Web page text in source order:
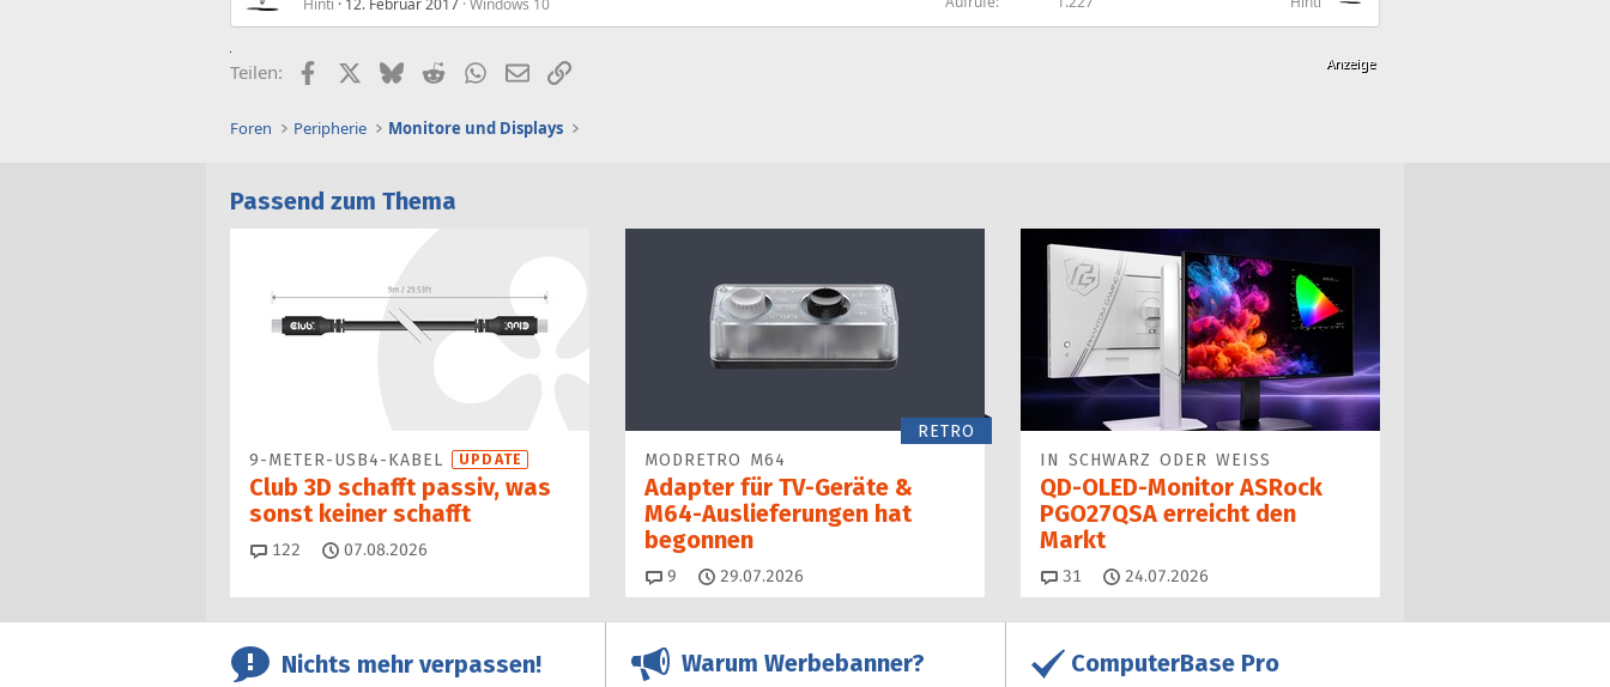
Hinti 12. Februar 2017 Windows 10
Teilen: FacebookX (Twitter)
BlueskyRedditWhatsApp
E-MailLink
Foren Peripherie Monitore und Displays
Passend zum Thema
9-METER-USB4-KABEL UPDATE
Club 3D schafft passiv, was
sonst keiner schafft
122 Kommentare
07.08.2026
RETRO
MODRETRO M64
Adapter für TV-Geräte &
M64-Auslieferungen hat
begon­nen
9 Kommentare
29.07.2026
IN SCHWARZ ODER WEISS
QD-OLED-Monitor ASRock
PGO27QSA erreicht den
Markt
31 Kommentare
24.07.2026
Nichts mehr verpassen! Warum Werbebanner? ComputerBase Pro